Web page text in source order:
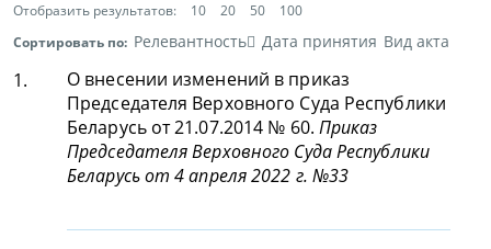
Отобразить результатов: 10 20 50
100
Сортировать по: Релевантность Дата принятия Вид акта
1.
О внесении изменений в приказ
Председателя Верховного Суда Республики
Беларусь от 21.07.2014 № 60. Приказ
Председателя Верховного Суда Республики
Беларусь от 4 апреля 2022 г. №33